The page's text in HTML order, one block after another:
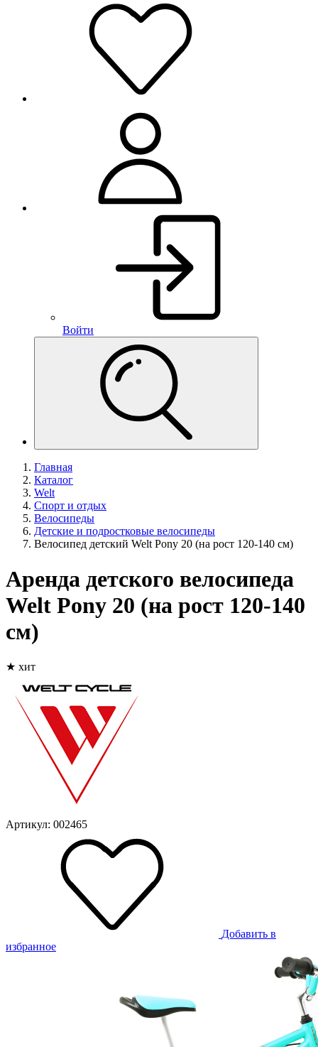
Войти
Главная
Каталог
Welt
Спорт и отдых
Велосипеды
Детские и подростковые велосипеды
Велосипед детский Welt Pony 20 (на рост 120-140 см)
Аренда детского велосипеда
Welt Pony 20 (на рост 120-140
см)
★ хит
Артикул: 002465
Добавить в
избранное